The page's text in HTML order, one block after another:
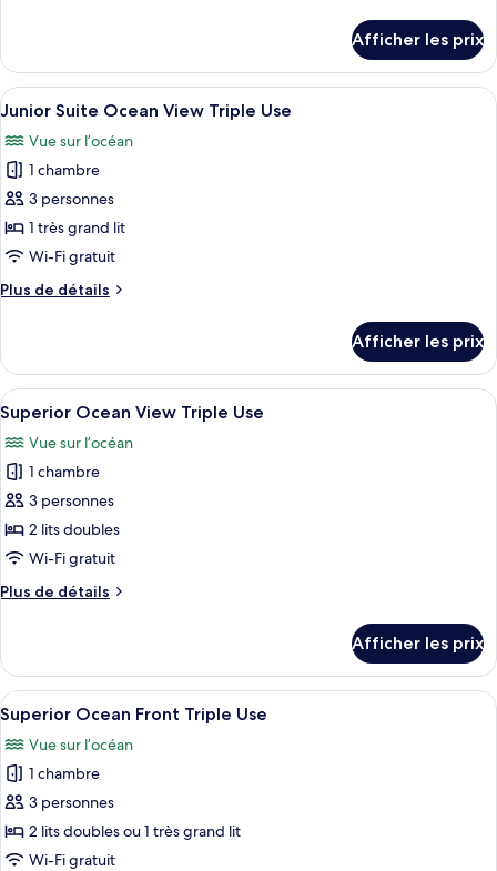
Front
Triple
Panoramic
Ocean
Front
Use
Afficher les prix
Afficher
toutes
les
photos
pour
ce
type
chambre :
Ocean
View
Triple
Use
Une chambre d’hôtel avec deux lits,
5
Junior Suite Ocean View Triple Use
Vue sur l’océan
1 chambre
3 personnes
1 très grand lit
Wi-Fi gratuit
Plus de détails
Plus
Junior
Suite
Ocean
View
Triple
Use
Afficher les prix
Afficher
toutes
les
photos
pour
ce
type
chambre :
View
Triple
Use
Une chambre d’hôtel avec un lit, un
5
Superior Ocean View Triple Use
Vue sur l’océan
1 chambre
3 personnes
2 lits doubles
Wi-Fi gratuit
Plus de détails
Plus
Superior
Ocean
View
Triple
Use
Afficher les prix
Afficher
toutes
les
photos
pour
ce
type
Une chambre d’hôtel avec un grand
5
Superior Ocean Front Triple Use
Vue sur l’océan
1 chambre
3 personnes
2 lits doubles ou 1 très grand lit
Wi-Fi gratuit